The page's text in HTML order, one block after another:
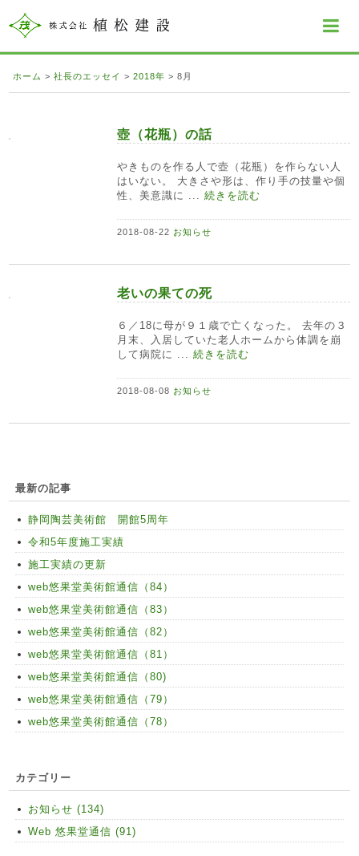
ホーム >社長のエッセイ >2018年 >8月
壺（花瓶）の話
やきものを作る人で壺（花瓶）を作らない人
はいない。 大きさや形は、作り手の技量や個
性、美意識に ...続きを読む
2018-08-22 お知らせ
老いの果ての死
６／18に母が９１歳で亡くなった。 去年の３
月末、入居していた老人ホームから体調を崩
して病院に ...続きを読む
2018-08-08 お知らせ
最新の記事
静岡陶芸美術館 開館5周年
令和5年度施工実績
施工実績の更新
web悠果堂美術館通信（84）
web悠果堂美術館通信（83）
web悠果堂美術館通信（82）
web悠果堂美術館通信（81）
web悠果堂美術館通信（80)
web悠果堂美術館通信（79）
web悠果堂美術館通信（78）
カテゴリー
お知らせ (134)
Web 悠果堂通信 (91)